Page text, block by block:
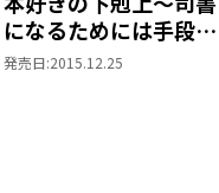
になるためには手段を
選んでいられません～
発売日:2015.12.25